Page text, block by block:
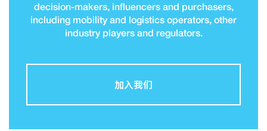
decision-makers, influencers and purchasers,
including mobility and logistics operators, other
industry players and regulators.
加入我们